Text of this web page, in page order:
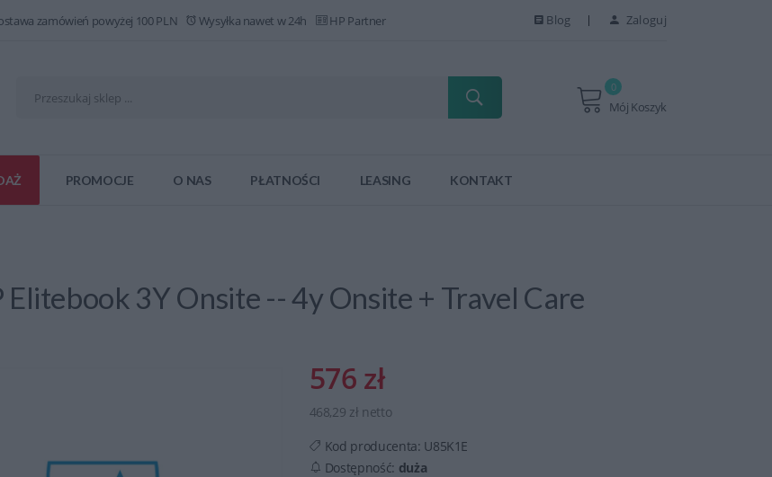
zamówień powyżej 100 PLN Wysyłka nawet w 24h HP Partner Blog Zaloguj
Mój Koszyk
0
PROMOCJE O NAS PŁATNOŚCI LEASING KONTAKT
Elitebook 3Y Onsite -- 4y Onsite + Travel Care
576 zł
468,29 zł netto
Kod producenta: U85K1E
Dostępność: duża